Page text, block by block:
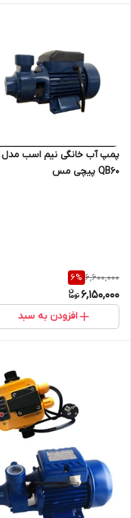
پمپ آب خانگی نیم اسب مدل
QB60 پیچی مس
6,600,000
6%
6,150,000
افزودن به سبد